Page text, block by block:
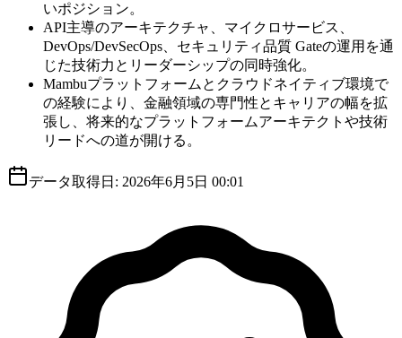
いポジション。
API主導のアーキテクチャ、マイクロサービス、
DevOps/DevSecOps、セキュリティ品質 Gateの運用を通
じた技術力とリーダーシップの同時強化。
Mambuプラットフォームとクラウドネイティブ環境で
の経験により、金融領域の専門性とキャリアの幅を拡
張し、将来的なプラットフォームアーキテクトや技術
リードへの道が開ける。
データ取得日: 2026年6月5日 00:01